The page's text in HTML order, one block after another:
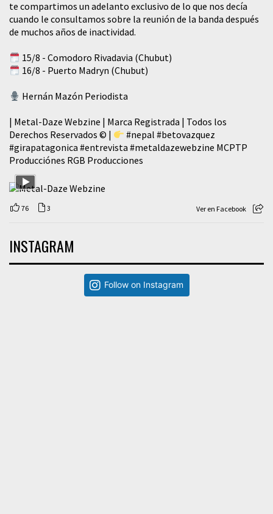
te compartimos un adelanto exclusivo de lo que nos decía
cuando le consultamos sobre la reunión de la banda después
de muchos años de inactividad.
15/8 - Comodoro Rivadavia (Chubut)
16/8 - Puerto Madryn (Chubut)
Hernán Mazón Periodista
| Metal-Daze Webzine | Marca Registrada | Todos los
Derechos Reservados © |
#nepal #betovazquez
#girapatagonica #entrevista #metaldazewebzine MCPTP
Producciónes RGB Producciones
76 3 Ver en Facebook
INSTAGRAM
Follow on Instagram